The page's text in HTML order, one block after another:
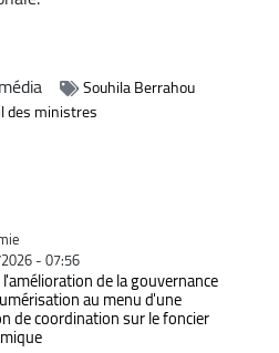
Souhila Berrahou
des ministres
- 07:56
de la gouvernance
au menu d'une
de coordination sur le foncier